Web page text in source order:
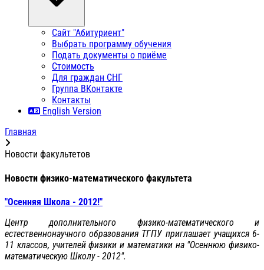
Сайт "Абитуриент"
Выбрать программу обучения
Подать документы о приёме
Стоимость
Для граждан СНГ
Группа ВКонтакте
Контакты
English Version
Главная
Новости факультетов
Новости физико-математического факультета
"Осенняя Школа - 2012!"
Центр дополнительного физико-математического и
естественнонаучного образования ТГПУ приглашает учащихся 6-
11 классов, учителей физики и математики на "Осеннюю физико-
математическую Школу - 2012".